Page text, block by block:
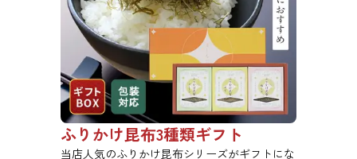
ふりかけ昆布3種類ギフト
当店人気のふりかけ昆布シリーズがギフトにな